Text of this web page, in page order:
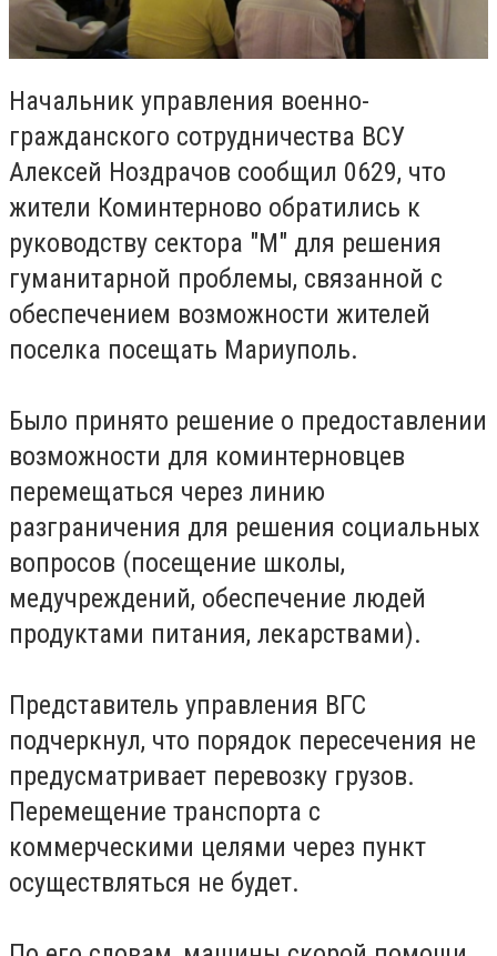
Начальник управления военно-
гражданского сотрудничества ВСУ
Алексей Ноздрачов сообщил 0629, что
жители Коминтерново обратились к
руководству сектора "М" для решения
гуманитарной проблемы, связанной с
обеспечением возможности жителей
поселка посещать Мариуполь.
Было принято решение о предоставлении
возможности для коминтерновцев
перемещаться через линию
разграничения для решения социальных
вопросов (посещение школы,
медучреждений, обеспечение людей
продуктами питания, лекарствами).
Представитель управления ВГС
подчеркнул, что порядок пересечения не
предусматривает перевозку грузов.
Перемещение транспорта с
коммерческими целями через пункт
осуществляться не будет.